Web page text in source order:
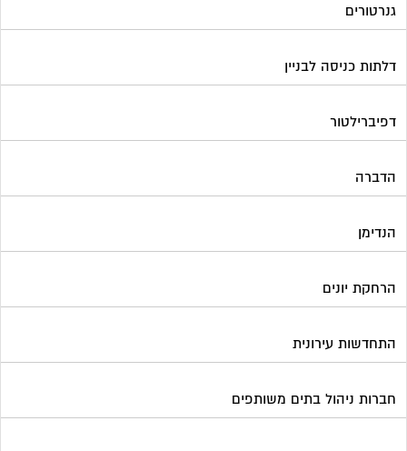
גנרטורים
דלתות כניסה לבניין
דפיברילטור
הדברה
הנדימן
הרחקת יונים
התחדשות עירונית
חברות ניהול בתים משותפים